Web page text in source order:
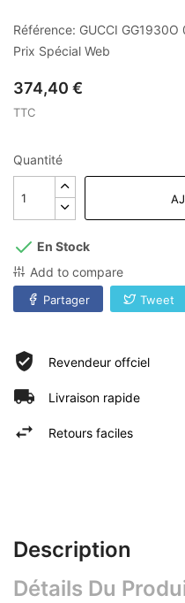
Référence: GUCCI GG1930O
Prix Spécial Web
374,40 €
TTC
Quantité
En Stock
Add to compare
Partager Tweet
Revendeur offciel
Livraison rapide
Retours faciles
Description
Détails Du